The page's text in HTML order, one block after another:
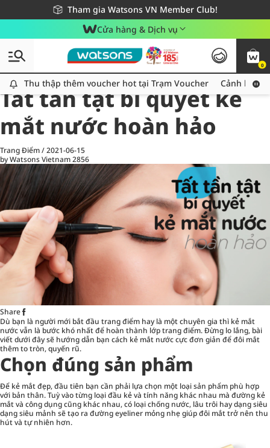
Tham gia Watsons VN Member Club!
Miễn phí giao hàng cho đơn hàng từ 249,000Đ
Giao hàng nhanh 24h - Áp dụng khu vực TP. Hồ Chí Minh
Cửa hàng & Dịch vụ
0
Thu thập thêm voucher hot tại Trạm Voucher
Thu thập thêm voucher hot tại Trạm Voucher Cảnh báo
All
Chăm Sóc Cá Nhân
Tất tần tật bí quyết kẻ
mắt nước hoàn hảo
Trang Điểm/2021-06-15
by Watsons Vietnam2856
Share
Dù bạn là người mới bắt đầu trang điểm hay là một chuyên gia thì kẻ mắt
nước vẫn là bước khó nhất để hoàn thành lớp trang điểm. Đừng lo lắng, bài
viết dưới đây sẽ hướng dẫn bạn cách kẻ mắt nước cực đơn giản để đôi mắt
thêm to tròn, quyến rũ.
Chọn đúng sản phẩm
Để kẻ mắt đẹp, đầu tiên bạn cần phải lựa chọn một loại sản phẩm phù hợp
với bản thân. Tuỳ vào từng loại đầu kẻ và tính năng khác nhau mà đường kẻ
mắt và công dụng cũng khác nhau, có loại chống nước, lâu trôi hay dạng siêu
dạng siêu mảnh sẽ tạo ra đường eyeliner mỏng nhẹ giúp đôi mắt trở nên thu
hút và tự nhiên hơn.